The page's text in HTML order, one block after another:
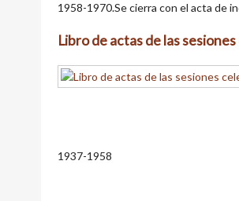
1958-1970.Se cierra con el acta de
Libro de actas de las
1937-1958